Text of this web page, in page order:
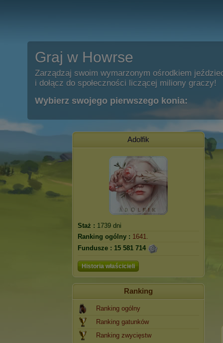
Graj w Howrse
Zarządzaj swoim wymarzonym ośrodkiem
i dołącz do społeczności liczącej miliony graczy!
Wybierz swojego pierwszego konia:
Adolfik
Staż : 1739 dni
Ranking ogólny : 1641.
Fundusze : 15 581 714
Historia właścicieli
Ranking
Ranking ogólny
Ranking gatunków
Ranking zwycięstw